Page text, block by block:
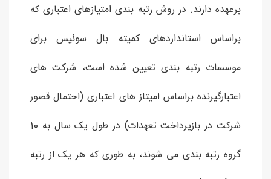
برعهده دارند. در روش رتبه بندی امتیازهای اعتباری که
براساس استانداردهای کمیته بال سوئیس برای
موسسات رتبه بندی تعیین شده است، شرکت های
اعتبارگیرنده براساس امیتاز های اعتباری (احتمال قصور
شرکت در بازپرداخت تعهدات) در طول یک سال به 10
گروه رتبه بندی می شوند، به طوری که هر یک از رتبه